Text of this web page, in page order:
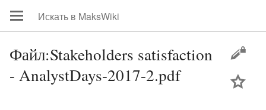
Файл:Stakeholders satisfaction
- AnalystDays-2017-2.pdf